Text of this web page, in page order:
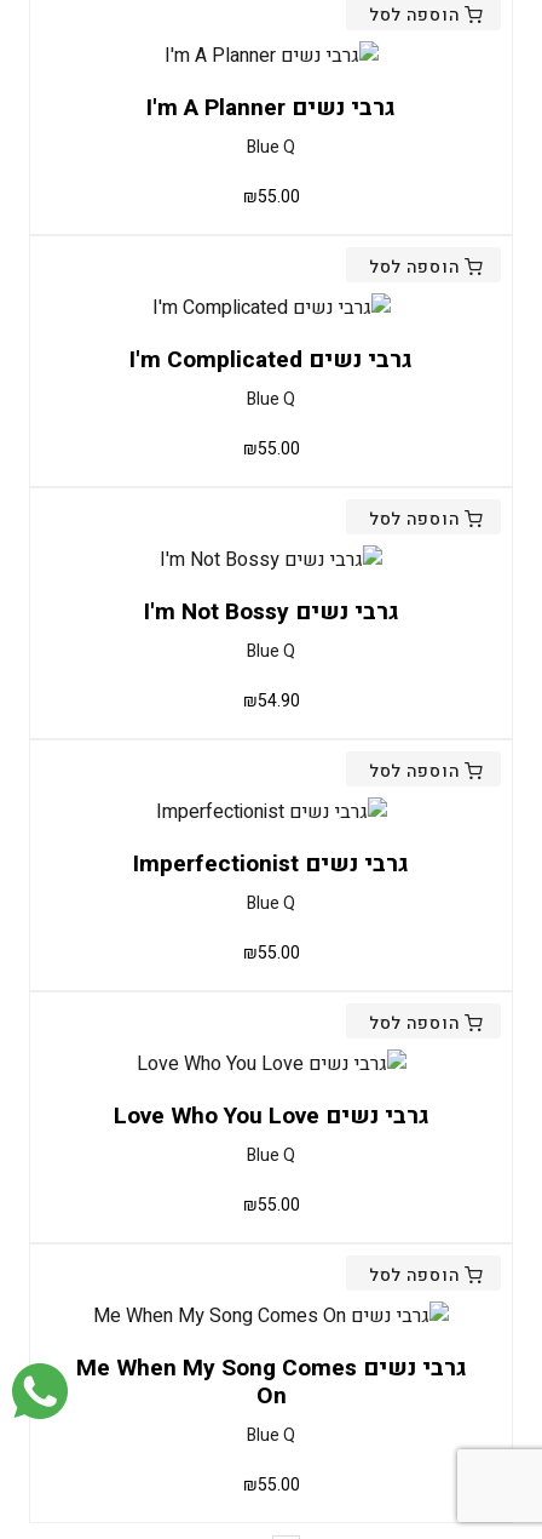
הוספה לסל
גרבי נשים I'm A Planner
Blue Q
₪55.00
הוספה לסל
גרבי נשים I'm Complicated
Blue Q
₪55.00
הוספה לסל
גרבי נשים I'm Not Bossy
Blue Q
₪54.90
הוספה לסל
גרבי נשים Imperfectionist
Blue Q
₪55.00
הוספה לסל
גרבי נשים Love Who You Love
Blue Q
₪55.00
הוספה לסל
גרבי נשים Me When My Song Comes
On
Blue Q
₪55.00